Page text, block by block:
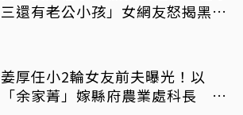
三還有老公小孩」女網友怒揭黑歷
姜厚任小2輪女友前夫曝光！以
「余家菁」嫁縣府農業處科長 交